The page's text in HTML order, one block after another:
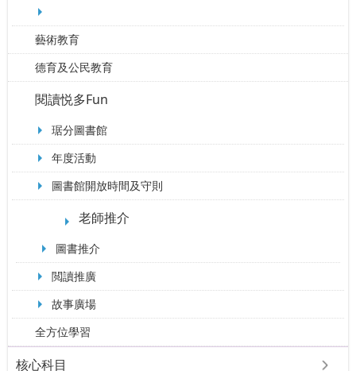
藝術教育
德育及公民教育
閱讀悦多Fun
琚分圖書館
年度活動
圖書館開放時間及守則
老師推介
圖書推介
閲讀推廣
故事廣場
全方位學習
核心科目